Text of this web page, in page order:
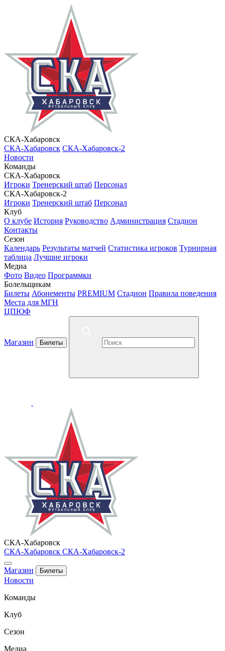
СКА-Хабаровск
СКА-Хабаровск СКА-Хабаровск-2
Новости
Команды
СКА-Хабаровск
Игроки Тренерский штаб Персонал
СКА-Хабаровск-2
Игроки Тренерский штаб Персонал
Клуб
О клубе История Руководство Администрация Стадион
Контакты
Сезон
Календарь Результаты матчей Статистика игроков Турнирная
таблица Лучшие игроки
Медиа
Фото Видео Программки
Болельщикам
Билеты Абонементы PREMIUM Стадион Правила поведения
Места для МГН
ЦПЮФ
Магазин Билеты
СКА-Хабаровск
СКА-Хабаровск СКА-Хабаровск-2
Магазин Билеты
Новости
Команды
Клуб
Сезон
Медиа